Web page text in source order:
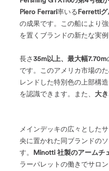
Piero Ferrari率いるFerrettiグ
の成果です。この船により
を置くブランドの新たな実例
長さ35m以上、最大幅7.70m
です。このアメリカ市場の
レンドした特別色の上部構
を認識できます。また、 大
メインデッキの広々とした
央に置かれた同ブランドの
す。 Minotti 社製のアームチ
ラーパレットの働きでサロ